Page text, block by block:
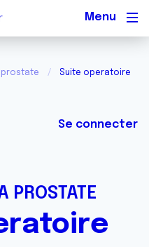
prostate Suite operatoire
Se connecter
PROSTATE